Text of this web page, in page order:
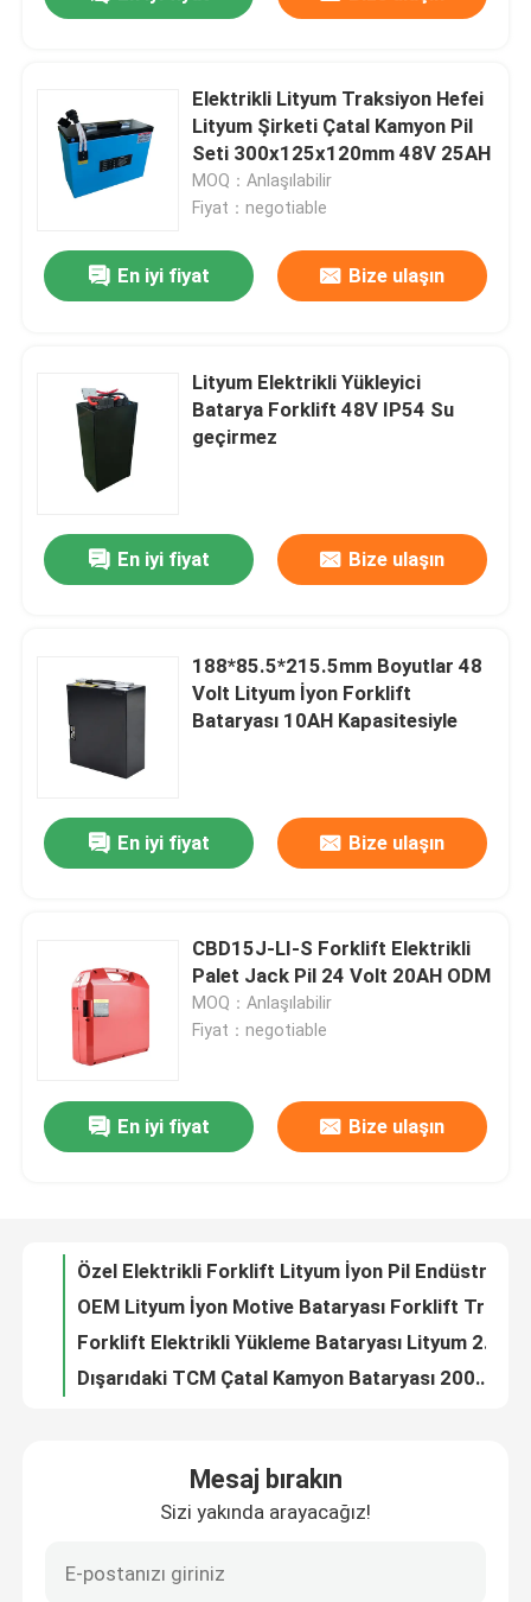
Ürünler
Hakkımızda
Fabrika turu
48 Volt Lityum İyon Forklift Pil
Transpalet Aküsü
Elektrikli Lityum Traksiyon Hefei
Lityum Şirketi Çatal Kamyon Pil
Seti 300x125x120mm 48V 25AH
MOQ：Anlaşılabilir
Fiyat：negotiable
En iyi fiyat Bize ulaşın
Lityum Elektrikli Yükleyici
Batarya Forklift 48V IP54 Su
geçirmez
En iyi fiyat Bize ulaşın
188*85.5*215.5mm Boyutlar 48
Volt Lityum İyon Forklift
Bataryası 10AH Kapasitesiyle
En iyi fiyat Bize ulaşın
CBD15J-LI-S Forklift Elektrikli
Palet Jack Pil 24 Volt 20AH ODM
MOQ：Anlaşılabilir
Fiyat：negotiable
En iyi fiyat Bize ulaşın
ODM 25.6V 272Ah Lityum İyon Forklift Pil Seti 200kg
Dışarıdaki TCM Çatal Kamyon Bataryası 200Ah Derin Döngü OEM
IP54 Caterpillar Elektrikli Çatal Pil Yeni
Palet Kamyonu Elektrikli Yükleyici Batarya Lityum İyon 25.6V 230AH
Mesaj bırakın
Sizi yakında arayacağız!